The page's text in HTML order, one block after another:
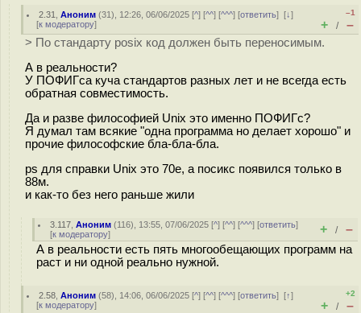
2.31 ,Аноним (31), 12:26, 06/06/2025 [^] [^^] [^^^] [ответить][↓]
[к модератору]
–1
+ / –
> По стандарту posix код должен быть переносимым.
А в реальности?
У ПОФИГса куча стандартов разных лет и не всегда есть
обратная совместимость.
Да и разве философией Unix это именно ПОФИГс?
Я думал там всякие "одна программа но делает хорошо" и
прочие философские бла-бла-бла.
ps для справки Unix это 70е, а посикс появился только в
88м.
и как-то без него раньше жили
3.117 ,Аноним (116), 13:55, 07/06/2025 [^] [^^] [^^^] [ответить]
[к модератору] + / –
А в реальности есть пять многообещающих программ на
раст и ни одной реально нужной.
2.58 ,Аноним (58), 14:06, 06/06/2025 [^] [^^] [^^^] [ответить][↑]
[к модератору]
+2
+ / –